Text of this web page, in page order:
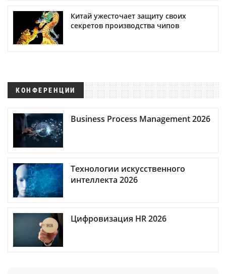
Китай ужесточает защиту своих
секретов производства чипов
КОНФЕРЕНЦИИ
Business Process Management 2026
Технологии искусственного
интеллекта 2026
Цифровизация HR 2026